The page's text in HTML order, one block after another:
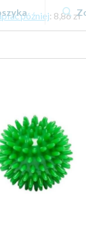
później: 8,86 zł